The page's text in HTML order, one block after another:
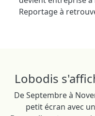
Reportage à
Lobodis
De Septembre à
petit écran avec